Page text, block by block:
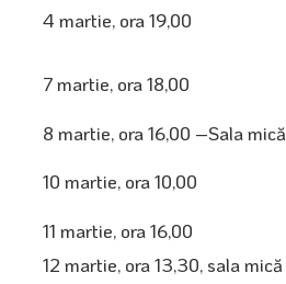
4 martie, ora 19,00
7 martie, ora 18,00
8 martie, ora 16,00 –Sala mică
10 martie, ora 10,00
11 martie, ora 16,00
12 martie, ora 13,30, sala mică